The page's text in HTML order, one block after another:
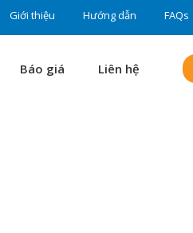
Giới thiệu Hướng dẫn FAQs
Báo giá Liên hệ